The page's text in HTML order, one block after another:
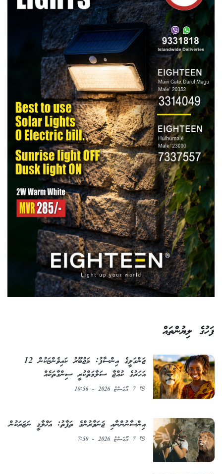
ފަހުގެ ލިޔުންތައް
ޖަންގަލީގެ އިންސާފު: މަޖުބޫރު ކައިވެންޏަކުން 12
އަހަރުގެ ކުއްޖާ ސަލާމަތްކުރީ ސިންގާތަކެއް
7 އޯގަސްޓު 2026 - 10:56
އިންސާނުންނާއި ޖަނަވާރުންގެ ތަފާތު: އަޚްލާޤީ ނަޒަރަކުން
7 އޯގަސްޓު 2026 - 7:50